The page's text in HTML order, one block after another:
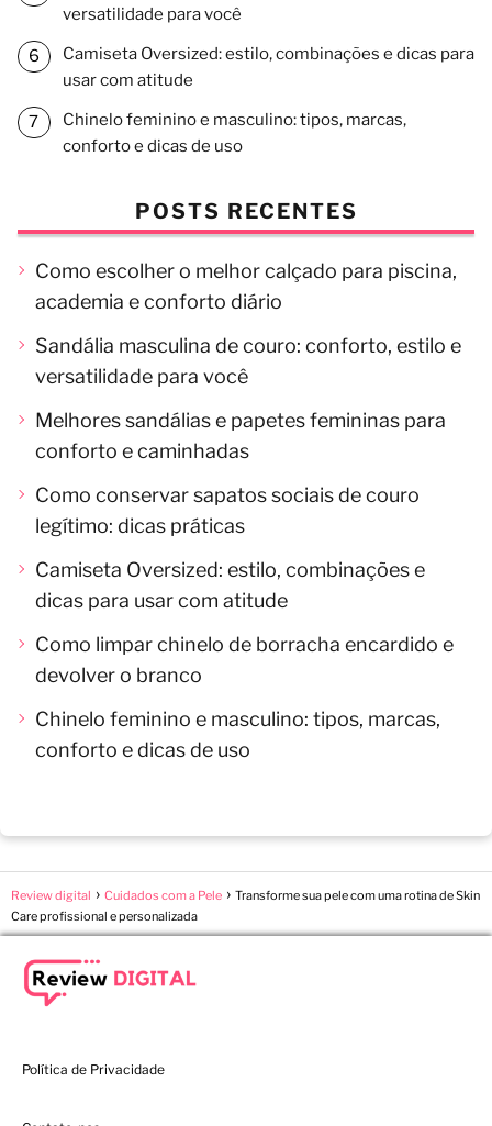
versatilidade para você
Camiseta Oversized: estilo, combinações e dicas para
usar com atitude
Chinelo feminino e masculino: tipos, marcas,
conforto e dicas de uso
POSTS RECENTES
Como escolher o melhor calçado para piscina,
academia e conforto diário
Sandália masculina de couro: conforto, estilo e
versatilidade para você
Melhores sandálias e papetes femininas para
conforto e caminhadas
Como conservar sapatos sociais de couro
legítimo: dicas práticas
Camiseta Oversized: estilo, combinações e
dicas para usar com atitude
Como limpar chinelo de borracha encardido e
devolver o branco
Chinelo feminino e masculino: tipos, marcas,
conforto e dicas de uso
Review digital Cuidados com a Pele
Transforme sua pele com uma rotina de Skin
Care profissional e personalizada
Política de Privacidade